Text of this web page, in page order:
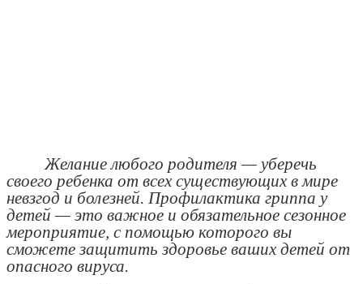
Желание любого родителя — уберечь
своего ребенка от всех существующих в мире
невзгод и болезней. Профилактика гриппа у
детей — это важное и обязательное сезонное
мероприятие, с помощью которого вы
сможете защитить здоровье ваших детей от
опасного вируса.